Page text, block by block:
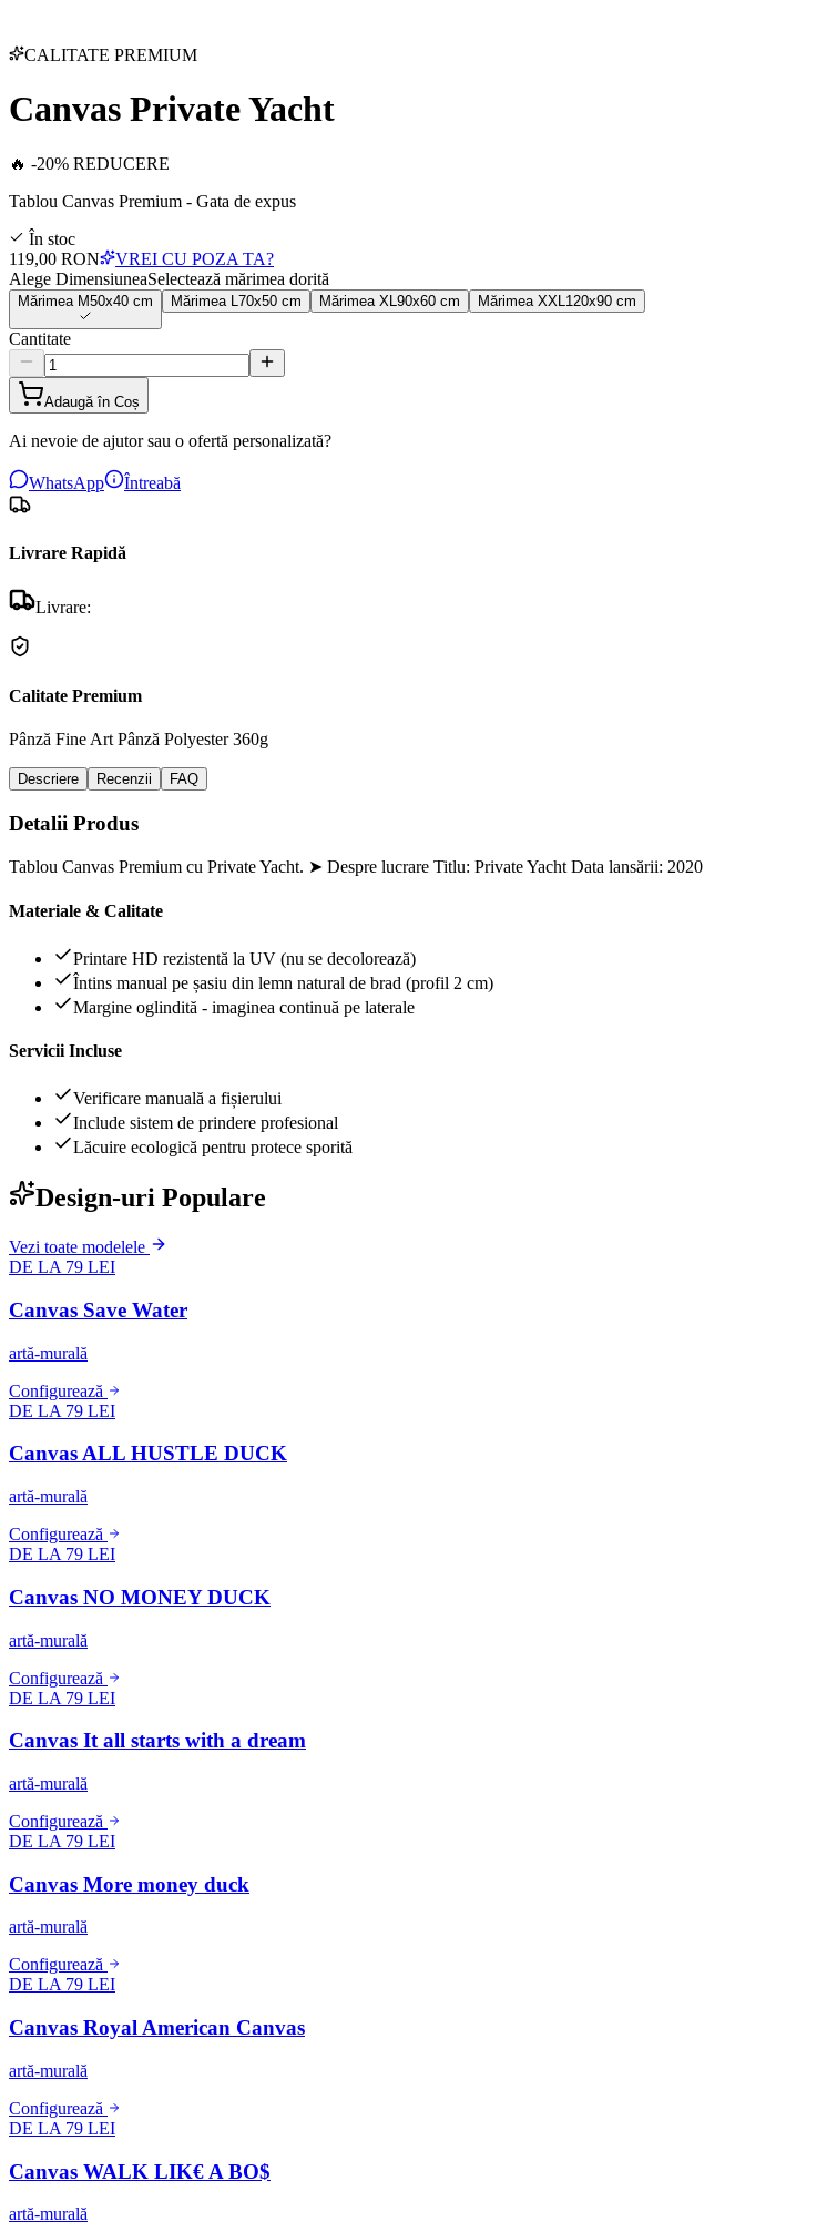
CALITATE PREMIUM
Canvas Private Yacht
🔥 -20% REDUCERE
Tablou Canvas Premium - Gata de expus
În stoc
119,00 RON
VREI CU POZA TA?
Alege DimensiuneaSelectează mărimea dorită
Mărimea M50x40 cm Mărimea 70x50 cm Mărimea XL 90x60 cm Mărimea XXL 120x90 cm
Cantitate
Adaugă în Coș
Ai nevoie de ajutor sau o ofertă personalizată?
WhatsApp Întreabă
Livrare Rapidă
Livrare:
Calitate Premium
Pânză Fine Art Pânză Polyester 360g
Descriere Recenzii FAQ
Detalii Produs
Tablou Canvas Premium cu Private Yacht. ➤ Despre lucrare Titlu: Private Yacht Data lansării: 2020
Materiale & Calitate
Printare HD rezistentă la UV (nu se decolorează)
Întins manual pe șasiu din lemn natural de brad (profil 2 cm)
Margine oglindită - imaginea continuă pe laterale
Servicii Incluse
Verificare manuală a fișierului
Include sistem de prindere profesional
Lăcuire ecologică pentru protece sporită
Design-uri Populare
Vezi toate modelele
DE LA 79 LEI
Canvas Save Water
artă-murală
Configurează
DE LA 79 LEI
Canvas ALL HUSTLE DUCK
artă-murală
Configurează
DE LA 79 LEI
Canvas NO MONEY DUCK
artă-murală
Configurează
DE LA 79 LEI
Canvas It all starts with a dream
artă-murală
Configurează
DE LA 79 LEI
Canvas More money duck
artă-murală
Configurează
DE LA 79 LEI
Canvas Royal American Canvas
artă-murală
Configurează
DE LA 79 LEI
Canvas WALK LIK€ A BO$
artă-murală